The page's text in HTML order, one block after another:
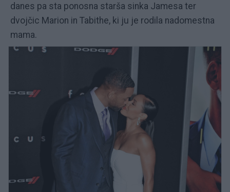
danes pa sta ponosna starša sinka Jamesa ter
dvojčic Marion in Tabithe, ki ju je rodila nadomestna
mama.